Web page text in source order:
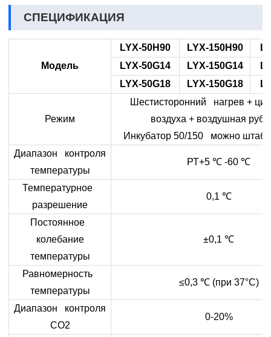
СПЕЦИФИКАЦИЯ
Модель
LYX-50H90 LYX-150H90
LYX-50G14
LYX-150G14
LYX-50G18
LYX-150G18
Режим
Шестисторонний нагрев +
воздуха + воздушная
Инкубатор 50/150 можно
Диапазон контроля
температуры
РТ+5 ℃ -60 ℃
Температурное
разрешение
0,1 ℃
Постоянное
колебание
температуры
±0,1 ℃
Равномерность
температуры
≤0,3 ℃ (при 37°C)
Диапазон контроля
CO2
0-20%